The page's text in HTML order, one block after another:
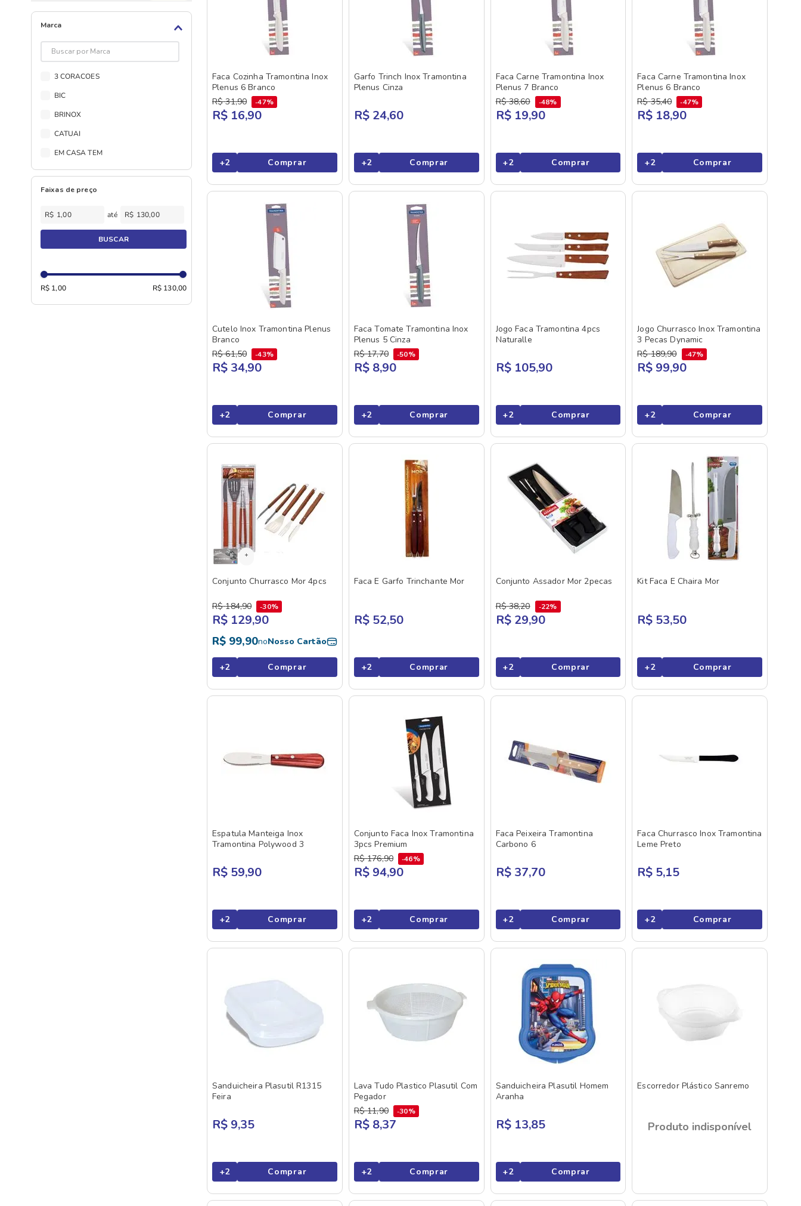
Marca
3 CORACOES
BIC
BRINOX
CATUAI
EM CASA TEM
EURO
GOLDEN PLAST
INVICTA
MARINEX
MELITTA
NADIR
NEDO
Faixas de preço
R$ R$
BUSCAR
R$ 1,00 R$ 130,00
Faca Cozinha Tramontina Inox
Plenus 6 Branco
R$ 31,90 47%
R$ 16,90
+2 Comprar
Garfo Trinch Inox Tramontina
Plenus Cinza
R$ 24,60
+2 Comprar
Faca Carne Tramontina Inox
Plenus 7 Branco
R$ 38,60 48%
R$ 19,90
+2 Comprar
Faca Carne Tramontina Inox
Plenus 6 Branco
R$ 35,40 47%
R$ 18,90
+2 Comprar
Cutelo Inox Tramontina Plenus
Branco
R$ 61,50 43%
R$ 34,90
+2 Comprar
Faca Tomate Tramontina Inox
Plenus 5 Cinza
R$ 17,70 50%
R$ 8,90
+2 Comprar
Jogo Faca Tramontina 4pcs
Naturalle
R$ 105,90
+2 Comprar
Jogo Churrasco Inox Tramontina
3 Pecas Dynamic
R$ 189,90 47%
R$ 99,90
+2 Comprar
Conjunto Churrasco Mor 4pcs
R$ 184,90 30%
R$ 129,90
R$ 99,90noNosso Cartão
+2 Comprar
Faca E Garfo Trinchante Mor
R$ 52,50
+2 Comprar
Conjunto Assador Mor 2pecas
R$ 38,20 22%
R$ 29,90
+2 Comprar
Kit Faca E Chaira Mor
R$ 53,50
+2 Comprar
Espatula Manteiga Inox
Tramontina Polywood 3
R$ 59,90
+2 Comprar
Conjunto Faca Inox Tramontina
3pcs Premium
R$ 176,90 46%
R$ 94,90
+2 Comprar
Faca Peixeira Tramontina
Carbono 6
R$ 37,70
+2 Comprar
Faca Churrasco Inox Tramontina
Leme Preto
R$ 5,15
+2 Comprar
Sanduicheira Plasutil R1315
Feira
R$ 9,35
+2 Comprar
Lava Tudo Plastico Plasutil Com
Pegador
R$ 11,90 30%
R$ 8,37
+2 Comprar
Sanduicheira Plasutil Homem
Aranha
R$ 13,85
+2 Comprar
Escorredor Plástico Sanremo
Produto indisponível